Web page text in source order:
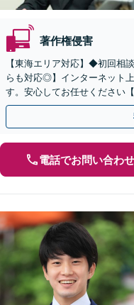
著作権侵害
【東海エリア対応】◆初回相
らも対応◎】インターネット
す。安心してお任せください
料請求／意見照会への対応】
電話でお問い合わせ